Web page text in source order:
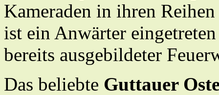
Kameraden in ihren
ist ein Anwärter
bereits ausgebildeter
Das beliebte Guttauer